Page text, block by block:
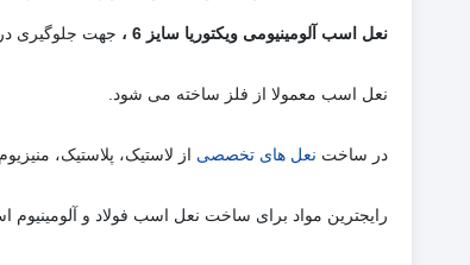
نعل اسب آلومینیومی ویکتوریا سایز 6 ، جهت جلوگیری
نعل اسب معمولا از فلز ساخته می شود.
در ساخت نعل های تخصصی از لاستیک، پلاستیک،
رایجترین مواد برای ساخت نعل اسب فولاد و آلومینیوم